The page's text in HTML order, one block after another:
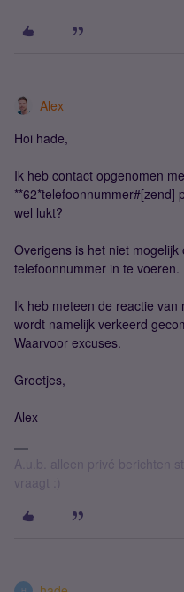
Alex
Hoi hade,
Ik heb contact opgenomen
**62*telefoonnummer#[zend]
wel lukt?
Overigens is het niet mogelijk
telefoonnummer in te voeren.
Ik heb meteen de reactie
wordt namelijk verkeerd
Waarvoor excuses.
Groetjes,
Alex
A.u.b. alleen privé berichten
vraagt :)